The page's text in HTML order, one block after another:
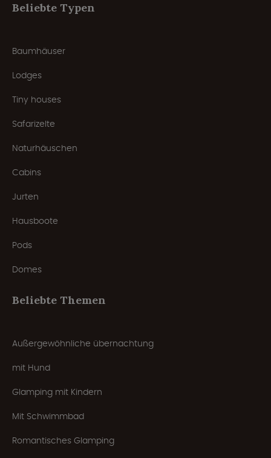
Beliebte Typen
Baumhäuser
Lodges
Tiny houses
Safarizelte
Naturhäuschen
Cabins
Jurten
Hausboote
Pods
Domes
Beliebte Themen
Außergewöhnliche übernachtung
mit Hund
Glamping mit Kindern
Mit Schwimmbad
Romantisches Glamping